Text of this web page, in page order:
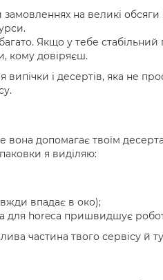
на великі обсяги
Якщо у тебе стабільний
кому довіряєш.
і десертів, яка не
допомагає твоїм
я виділяю:
впадає в око);
для horeca пришвидшує
частина твого сервісу й